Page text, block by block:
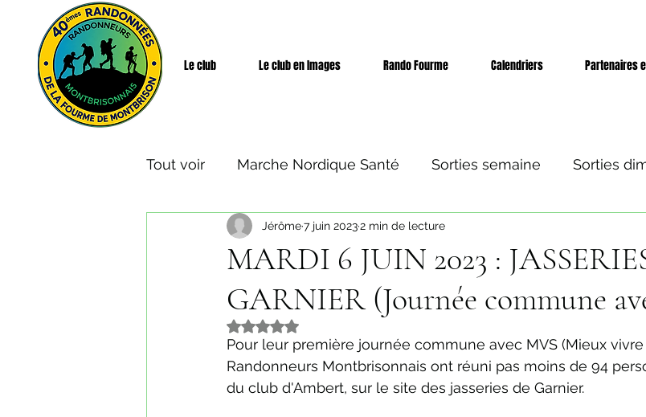
Le club Le club en Images Rando Fourme Calendriers Partenaires
Tout voir Marche Nordique Santé Sorties semaine Sorties
Rando Santé Week-end et séjours
MARDI 6 JUIN 2023 :
GARNIER (Journée commune
Jérôme7 juin 20232 min de lecture
Noté NaN étoiles sur 5.
Pour leur première journée commune avec MVS (Mieux vivre
Randonneurs Montbrisonnais ont réuni pas moins de 94
du club d'Ambert, sur le site des jasseries de Garnier.